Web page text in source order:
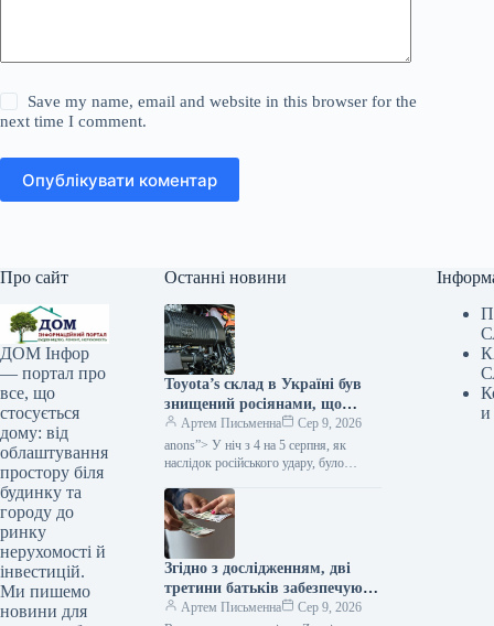
Save my name, email and website in this browser for the
next time I comment.
Опублікувати коментар
Про сайт
ДОМ Інфор
— портал про
все, що
стосується
дому: від
облаштування
простору біля
будинку та
городу до
ринку
нерухомості й
інвестицій.
Ми пишемо
новини для
Останні новини
Toyota’s склад в Україні був
знищений росіянами, що
може призвести до затримок у
постачанні запчастин, за
даними Мінфіну.
Артем Письменна
Сер 9, 2026
anons”> У ніч з 4 на 5 серпня, як
наслідок російського удару, було
елементами та супутньою…
Згідно з дослідженням, дві
третини батьків забезпечують
фінансову підтримку своїх
Артем Письменна
Сер 9, 2026
и